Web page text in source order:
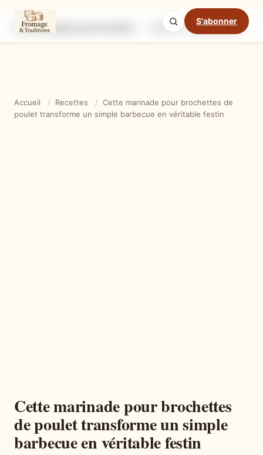
S'abonner
Ingrédients Étapes
Mode cuisine
Accueil / Recettes / Cette marinade pour brochettes de
poulet transforme un simple barbecue en véritable festin
Cette marinade pour brochettes
de poulet transforme un simple
barbecue en véritable festin